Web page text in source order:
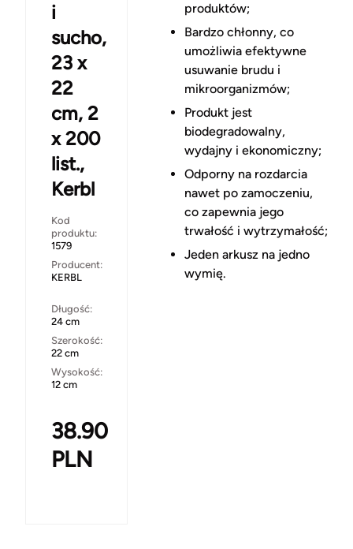
i
sucho,
23 x
22
cm, 2
x 200
list.,
Kerbl
Kod
produktu:
1579
Producent:
KERBL
Długość:
24 cm
Szerokość:
22 cm
Wysokość:
12 cm
38.90
PLN
produktów;
Bardzo chłonny, co
umożliwia efektywne
usuwanie brudu i
mikroorganizmów;
Produkt jest
biodegradowalny,
wydajny i ekonomiczny;
Odporny na rozdarcia
nawet po zamoczeniu,
co zapewnia jego
trwałość i wytrzymałość;
Jeden arkusz na jedno
wymię.